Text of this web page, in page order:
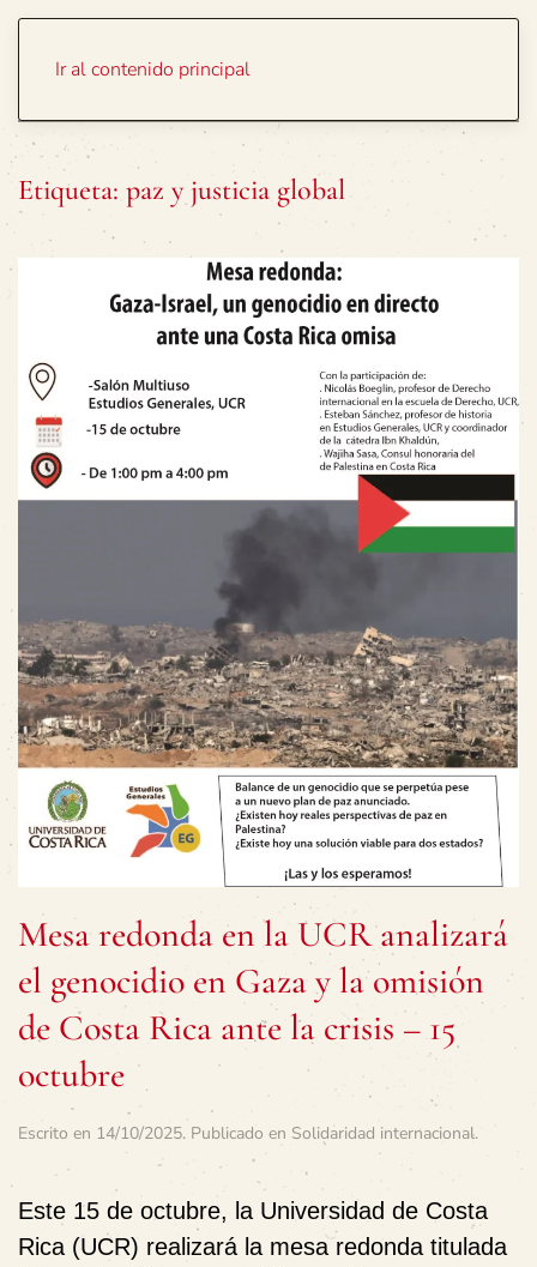
Ir al contenido principal
Etiqueta: paz y justicia global
Mesa redonda en la UCR analizará
el genocidio en Gaza y la omisión
de Costa Rica ante la crisis – 15
octubre
Escrito en 14/10/2025. Publicado en Solidaridad internacional.
Este 15 de octubre, la Universidad de Costa
Rica (UCR) realizará la mesa redonda titulada